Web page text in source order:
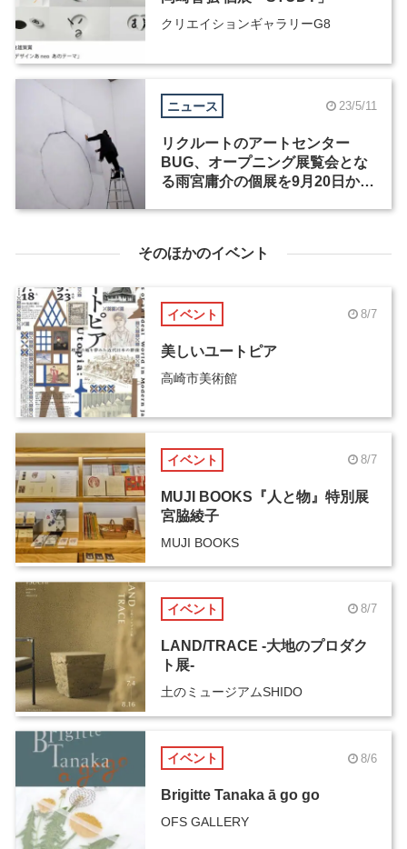
クリエイションギャラリーG8
ニュース 23/5/11
リクルートのアートセンター
BUG、オープニング展覧会とな
る雨宮庸介の個展を9月20日から
そのほかのイベント
イベント 8/7
美しいユートピア
高崎市美術館
イベント 8/7
MUJI BOOKS『人と物』特別展
宮脇綾子
MUJI BOOKS
イベント 8/7
LAND/TRACE -大地のプロダク
ト展-
土のミュージアムSHIDO
イベント 8/6
Brigitte Tanaka ā go go
OFS GALLERY